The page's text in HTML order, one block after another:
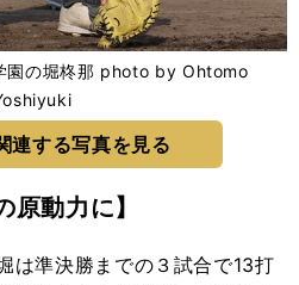
園の堀柊那 photo by Ohtomo
連する写真を見る
原動力に】
は準決勝までの３試合で13打